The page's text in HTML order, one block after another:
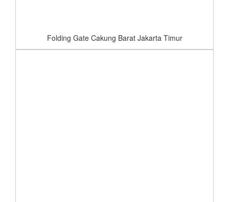
Folding Gate Cakung Barat Jakarta Timur